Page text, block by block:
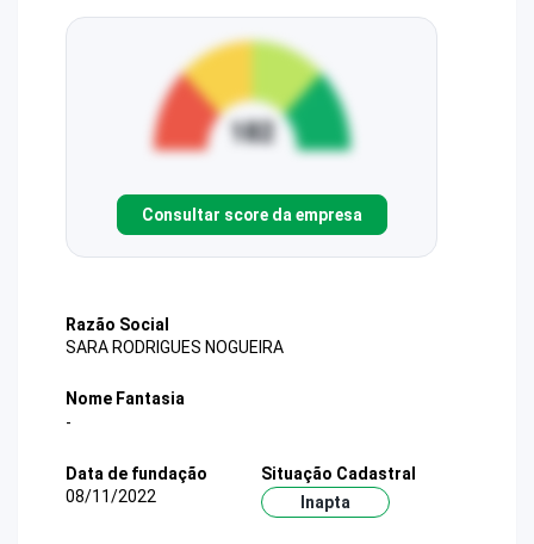
Consultar score da empresa
Razão Social
SARA RODRIGUES NOGUEIRA
Nome Fantasia
-
Data de fundação
08/11/2022
Situação Cadastral
Inapta